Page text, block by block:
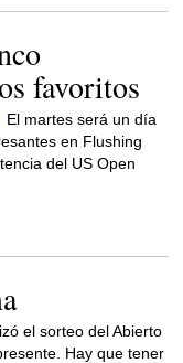
favoritos
El martes será un día
en Flushing
del US Open
el sorteo del Abierto
Hay que tener